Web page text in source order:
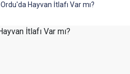
Ordu'da Hayvan İtlafı Var mı?